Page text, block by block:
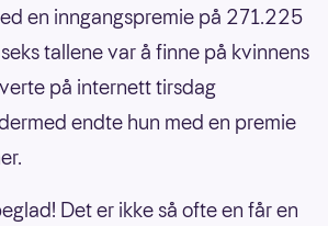
en inngangspremie på 271.225
tallene var å finne på kvinnens
på internett tirsdag
endte hun med en premie
Det er ikke så ofte en får en